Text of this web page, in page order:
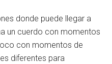
donde puede llegar a
un cuerdo con momentos
con momentos de
diferentes para